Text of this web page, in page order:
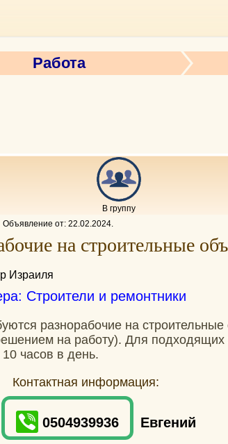
Работа
В группу
Объявление от: 22.02.2024.
на строительные
Израиля
Строители и ремонтники
разнорабочие на
на работу). Для
часов в день.
Контактная информация:
0504939936 Евгений